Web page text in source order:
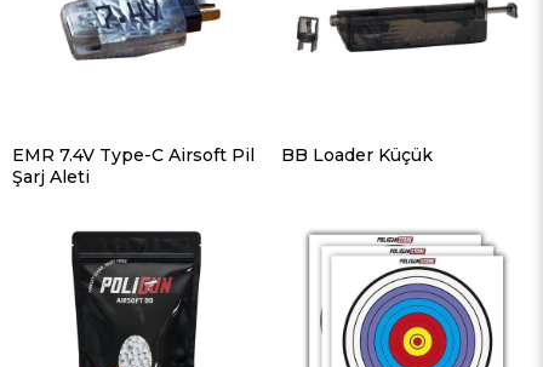
EMR 7.4V Type-C Airsoft Pil
Şarj Aleti
BB Loader Küçük